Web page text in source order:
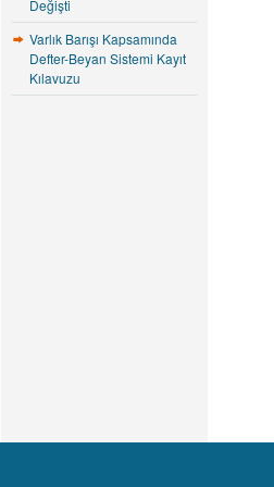
Değişti
Varlık Barışı Kapsamında
Defter-Beyan Sistemi Kayıt
Kılavuzu